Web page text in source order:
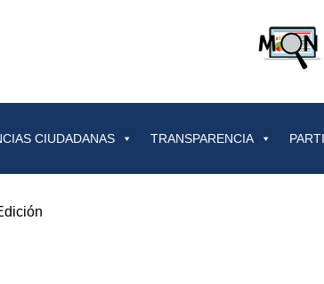
CIUDADANAS TRANSPARENCIA